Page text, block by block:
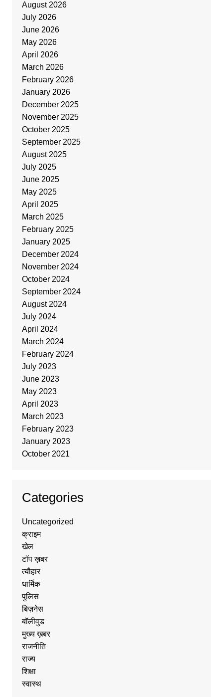
August 2026
July 2026
June 2026
May 2026
April 2026
March 2026
February 2026
January 2026
December 2025
November 2025
October 2025
September 2025
August 2025
July 2025
June 2025
May 2025
April 2025
March 2025
February 2025
January 2025
December 2024
November 2024
October 2024
September 2024
August 2024
July 2024
April 2024
March 2024
February 2024
July 2023
June 2023
May 2023
April 2023
March 2023
February 2023
January 2023
October 2021
Categories
Uncategorized
क्राइम
खेल
टॉप ख़बर
त्यौहार
धार्मिक
पुलिस
बिज़नेस
बॉलीवुड
मुख्य ख़बर
राजनीति
राज्य
शिक्षा
स्वास्थ